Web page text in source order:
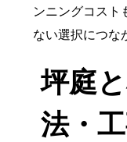
ンニングコスト
ない選択につな
坪庭
法・